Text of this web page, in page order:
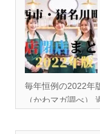
毎年恒例の2022年
（かわマガ調べ）